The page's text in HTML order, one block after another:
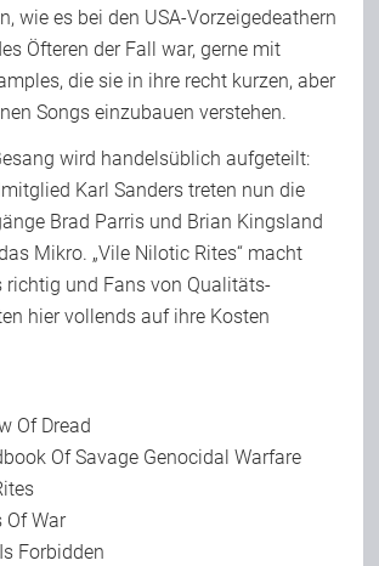
wie es bei den USA-Vorzeigedeathern
Öfteren der Fall war, gerne mit
die sie in ihre recht kurzen, aber
Songs einzubauen verstehen.
wird handelsüblich aufgeteilt:
Karl Sanders treten nun die
Brad Parris und Brian Kingsland
Mikro. „Vile Nilotic Rites“ macht
richtig und Fans von Qualitäts-
hier vollends auf ihre Kosten
Of Dread
Of Savage Genocidal Warfare
Of War
Forbidden